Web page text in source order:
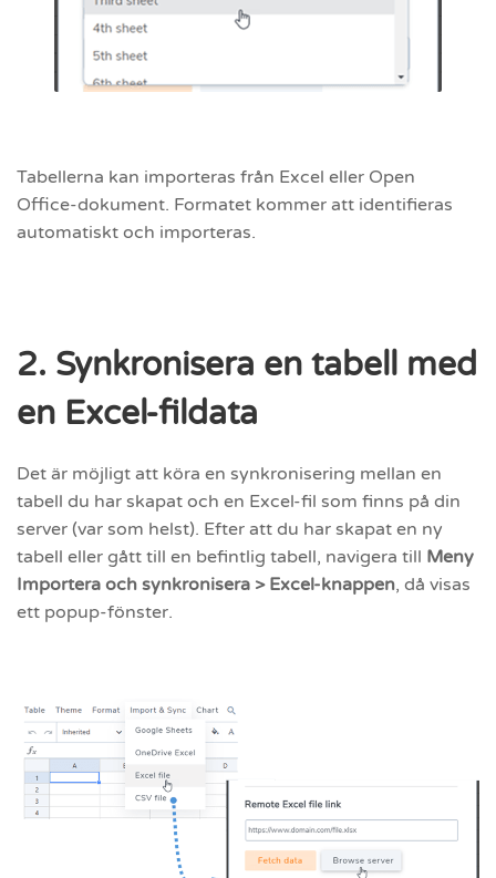
Tabellerna kan importeras från Excel eller Open
Office-dokument. Formatet kommer att identifieras
automatiskt och importeras.
2. Synkronisera en tabell med
en Excel-fildata
Det är möjligt att köra en synkronisering mellan en
tabell du har skapat och en Excel-fil som finns på din
server (var som helst). Efter att du har skapat en ny
tabell eller gått till en befintlig tabell, navigera till Meny
Importera och synkronisera > Excel-knappen, då visas
ett popup-fönster.